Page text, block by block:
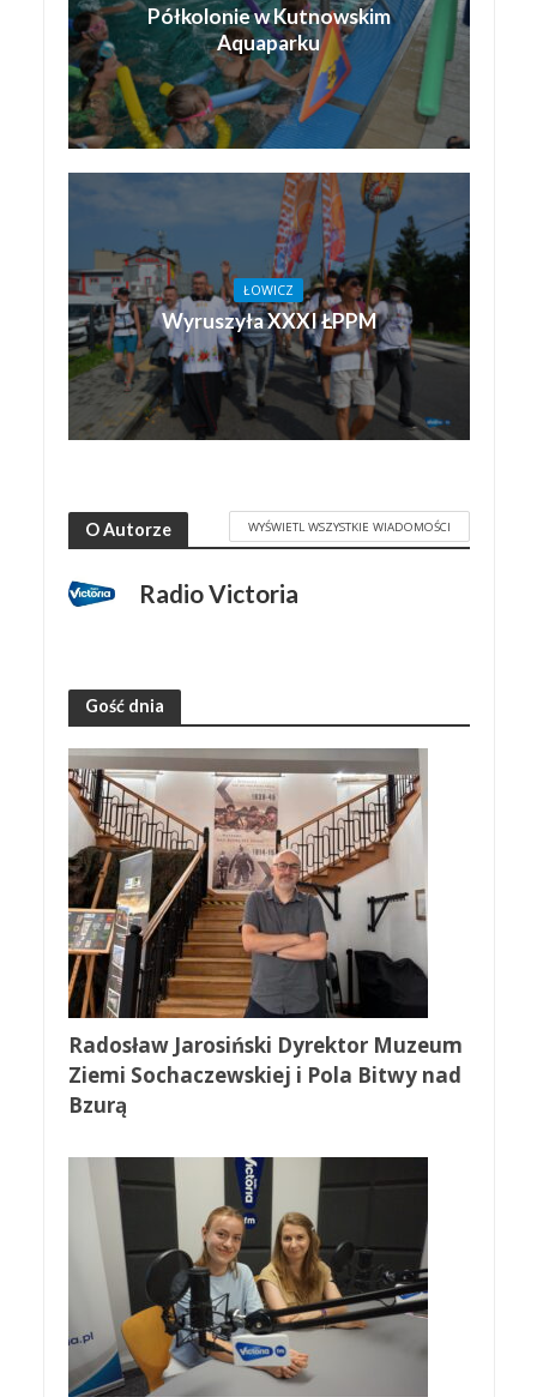
Półkolonie w Kutnowskim
Aquaparku
ŁOWICZ
Wyruszyła XXXI ŁPPM
O Autorze WYŚWIETL WSZYSTKIE WIADOMOŚCI
Radio Victoria
Gość dnia
Radosław Jarosiński Dyrektor Muzeum
Ziemi Sochaczewskiej i Pola Bitwy nad
Bzurą